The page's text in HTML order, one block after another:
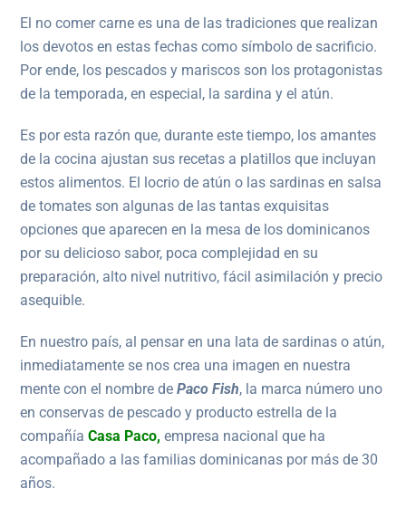
El no comer carne es una de las tradiciones que realizan
los devotos en estas fechas como símbolo de sacrificio.
Por ende, los pescados y mariscos son los protagonistas
de la temporada, en especial, la sardina y el atún.
Es por esta razón que, durante este tiempo, los amantes
de la cocina ajustan sus recetas a platillos que incluyan
estos alimentos. El locrio de atún o las sardinas en salsa
de tomates son algunas de las tantas exquisitas
opciones que aparecen en la mesa de los dominicanos
por su delicioso sabor, poca complejidad en su
preparación, alto nivel nutritivo, fácil asimilación y precio
asequible.
En nuestro país, al pensar en una lata de sardinas o atún,
inmediatamente se nos crea una imagen en nuestra
mente con el nombre dePaco Fish, la marca número uno
en conservas de pescado y producto estrella de la
compañíaCasa Paco, empresa nacional que ha
acompañado a las familias dominicanas por más de 30
años.